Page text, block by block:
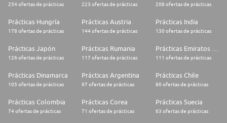
254 ofertas de prácticas 223 ofertas de prácticas 208 ofertas de prácticas
Prácticas Hungría
178 ofertas de prácticas
Prácticas Austria
144 ofertas de prácticas
Prácticas India
130 ofertas de prácticas
Prácticas Japón
126 ofertas de prácticas
Prácticas Rumania
117 ofertas de prácticas 111 ofertas de prácticas
Prácticas Dinamarca
105 ofertas de prácticas
Prácticas Argentina
97 ofertas de prácticas
Prácticas Chile
80 ofertas de prácticas
Prácticas Colombia
74 ofertas de prácticas
Prácticas Corea
71 ofertas de prácticas
Prácticas Suecia
63 ofertas de prácticas